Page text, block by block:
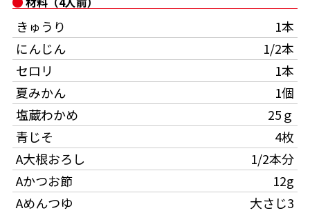
旨さ、別格。だし屋の鍋
サッと鍋®
おいしいレシピを商品から探す
かつお節レシピ
めんつゆレシピ
割烹白だしレシピ
かつお節・だしを楽しむ
だしコミュ
採用情報
- ジョブリターン制
Global
きゅうり
1本
にんじん
1/2本
セロリ
1本
夏みかん
1個
塩蔵わかめ
25ｇ
青じそ
4枚
A大根おろし
1/2本分
Aかつお節
12g
Aめんつゆ
大さじ3